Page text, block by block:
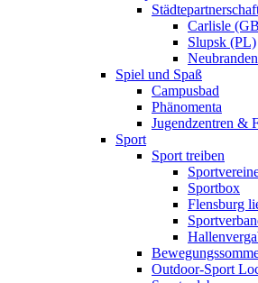
Carlisle
Slupsk (PL)
Spiel und Spaß
Campusbad
Phänomenta
Jugendzentren &
Sport
Sport treiben
Sportbox
Flensburg
Outdoor-Sport